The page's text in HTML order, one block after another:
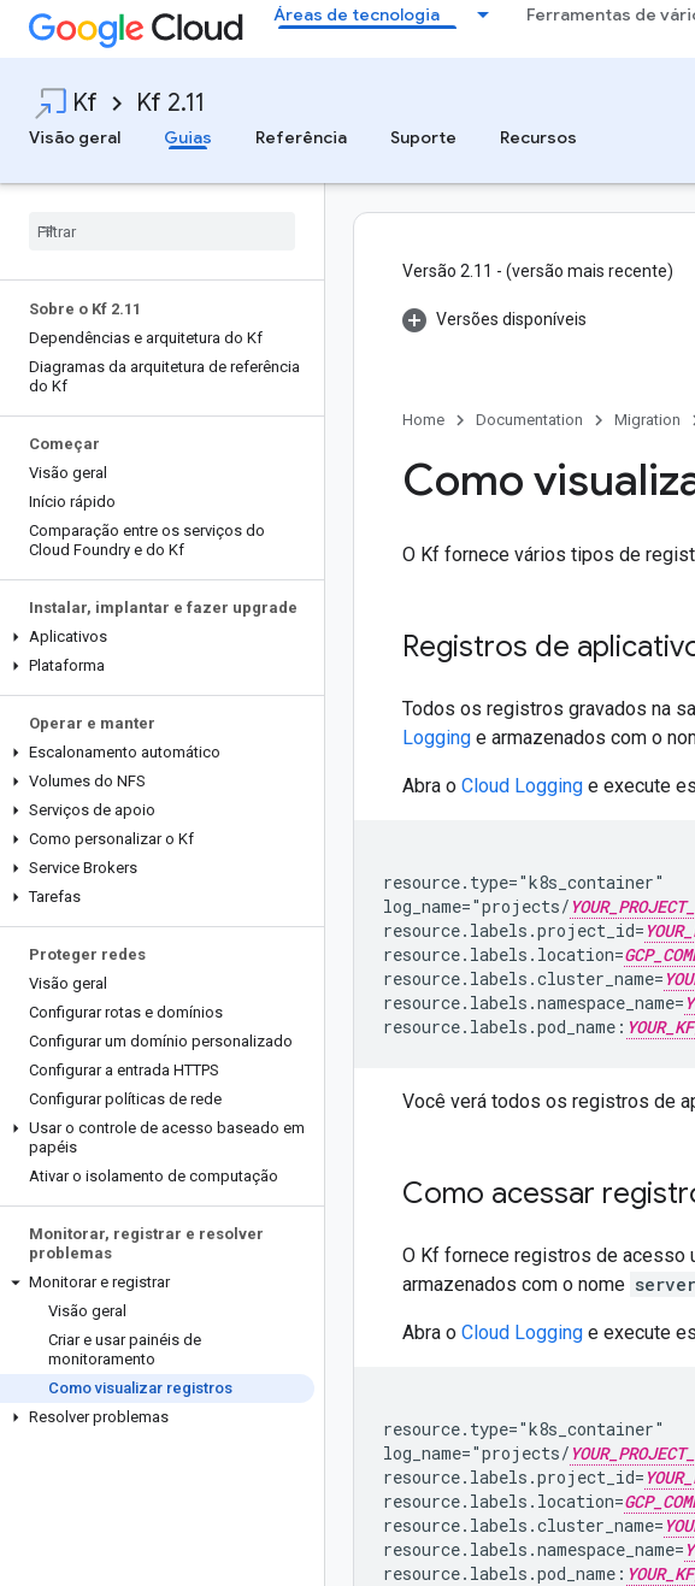
Áreas de tecnologia Ferramentas de
Kf Kf 2.11
Visão geral
Guias Referência Suporte Recursos
Sobre o Kf 2.11
Dependências e arquitetura do Kf
Diagramas da arquitetura de referência
do Kf
Começar
Visão geral
Início rápido
Comparação entre os serviços do
Cloud Foundry e do Kf
Instalar, implantar e fazer upgrade
Aplicativos
Plataforma
Operar e manter
Escalonamento automático
Volumes do NFS
Serviços de apoio
Como personalizar o Kf
Service Brokers
Tarefas
Proteger redes
Visão geral
Configurar rotas e domínios
Configurar um domínio personalizado
Configurar a entrada HTTPS
Configurar políticas de rede
Usar o controle de acesso baseado em
papéis
Ativar o isolamento de computação
Monitorar, registrar e resolver
problemas
Monitorar e registrar
Visão geral
Criar e usar painéis de
monitoramento
Como visualizar registros
Resolver problemas
Versão 2.11 - (versão mais recente)
Versões disponíveis
Home Documentation Migration
Como
O Kf fornece vários tipos de
Registros de
Todos os registros gravados na
Logging e armazenados com o
Abra o Cloud Logging e execute
resource.type="k8s_container"
log_name="projects/
resource.labels.project_id=
resource.labels.location=
resource.labels.cluster_name=
resource.labels.namespace_name=
resource.labels.pod_name:
Você verá todos os registros de
Como acessar
O Kf fornece registros de acesso
armazenados com o nome
Abra o Cloud Logging e execute
resource.type="k8s_container"
log_name="projects/
resource.labels.project_id=
resource.labels.location=
resource.labels.cluster_name=
resource.labels.namespace_name=
resource.labels.pod_name: